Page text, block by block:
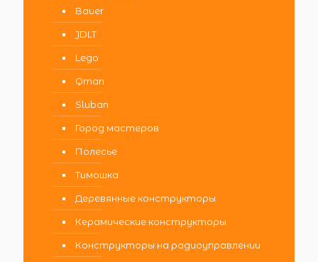
Bauer
JDLT
Lego
Qman
Sluban
Город мастеров
Полесье
Тимошка
Деревянные конструкторы
Керамические конструкторы
Конструкторы на радиоуправлении